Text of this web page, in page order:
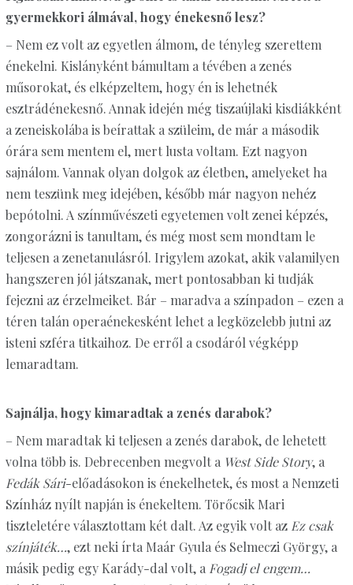
gyermekkori álmával, hogy énekesnő lesz?
– Nem ez volt az egyetlen álmom, de tényleg szerettem
énekelni. Kislányként bámultam a tévében a zenés
műsorokat, és elképzeltem, hogy én is lehetnék
esztrádénekesnő. Annak idején még tiszaújlaki kisdiákként
a zeneiskolába is beírattak a szüleim, de már a második
órára sem mentem el, mert lusta voltam. Ezt nagyon
sajnálom. Vannak olyan dolgok az életben, amelyeket ha
nem teszünk meg idejében, később már nagyon nehéz
bepótolni. A színművészeti egyetemen volt zenei képzés,
zongorázni is tanultam, és még most sem mondtam le
teljesen a zenetanulásról. Irigylem azokat, akik valamilyen
hangszeren jól játszanak, mert pontosabban ki tudják
fejezni az érzelmeiket. Bár – maradva a színpadon – ezen a
téren talán operaénekesként lehet a legközelebb jutni az
isteni szféra titkaihoz. De erről a csodáról végképp
lemaradtam.
Sajnálja, hogy kimaradtak a zenés darabok?
– Nem maradtak ki teljesen a zenés darabok, de lehetett
volna több is. Debrecenben megvolt a West Side Story, a
Fedák Sári-előadásokon is énekelhetek, és most a Nemzeti
Színház nyílt napján is énekeltem. Törőcsik Mari
tiszteletére választottam két dalt. Az egyik volt az Ez csak
színjáték…, ezt neki írta Maár Gyula és Selmeczi György, a
másik pedig egy Karády-dal volt, a Fogadj el engem…